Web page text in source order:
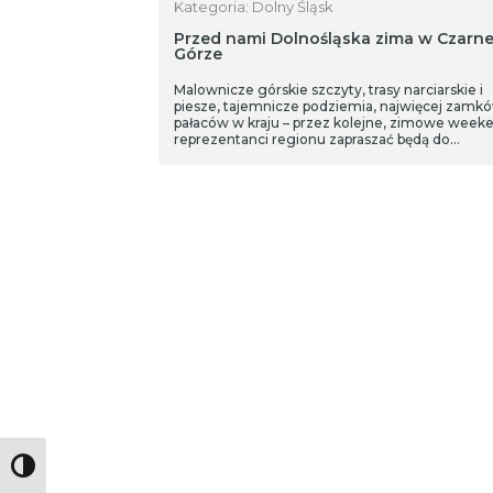
Toggle High Contrast
Kategoria: Dolny Śląsk
Przed nami Dolnośląska zima w
Górze
Malownicze górskie szczyty, trasy narciarskie i
piesze, tajemnicze podziemia, najwięcej
pałaców w kraju – przez kolejne, zimowe
reprezentanci regionu zapraszać będą do